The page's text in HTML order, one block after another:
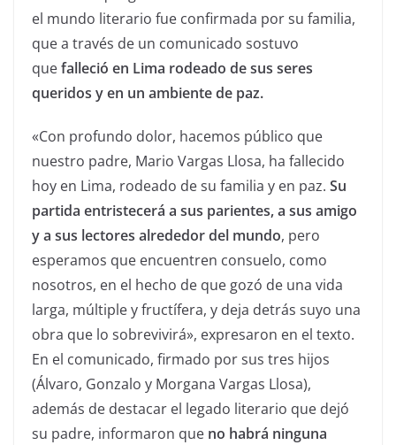
el mundo literario fue confirmada por su familia,
que a través de un comunicado sostuvo
quefalleció en Lima rodeado de sus seres
queridos y en un ambiente de paz.
«Con profundo dolor, hacemos público que
nuestro padre, Mario Vargas Llosa, ha fallecido
hoy en Lima, rodeado de su familia y en paz. Su
partida entristecerá a sus parientes, a sus amigo
y a sus lectores alrededor del mundo, pero
esperamos que encuentren consuelo, como
nosotros, en el hecho de que gozó de una vida
larga, múltiple y fructífera, y deja detrás suyo una
obra que lo sobrevivirá», expresaron en el texto.
En el comunicado, firmado por sus tres hijos
(Álvaro, Gonzalo y Morgana Vargas Llosa),
además de destacar el legado literario que dejó
su padre, informaron que no habrá ninguna